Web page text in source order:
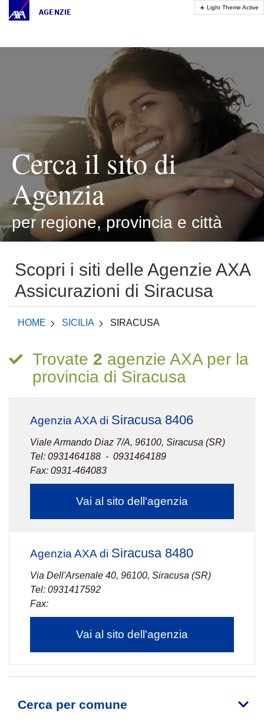
AGENZIE
Cerca il sito di
Agenzia
per regione, provincia e città
Scopri i siti delle Agenzie AXA
Assicurazioni di Siracusa
HOME SICILIA SIRACUSA
Trovate 2 agenzie AXA per la
provincia di Siracusa
Agenzia AXA di Siracusa 8406
Viale Armando Diaz 7/A, 96100, Siracusa (SR)
Tel: 0931464188 - 0931464189
Fax: 0931-464083
Vai al sito dell'agenzia
Agenzia AXA di Siracusa 8480
Via Dell'Arsenale 40, 96100, Siracusa (SR)
Tel: 0931417592
Fax:
Vai al sito dell'agenzia
Cerca per comune